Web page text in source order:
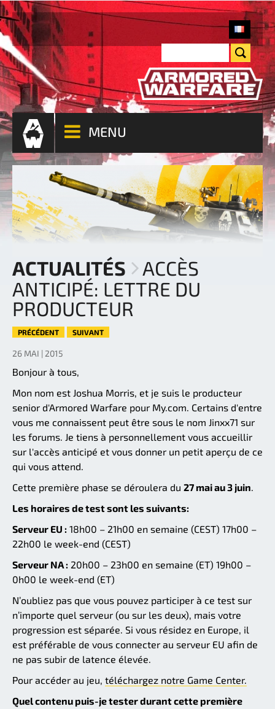
MENU
ACTUALITÉS
ACCÈS
ANTICIPÉ: LETTRE DU
PRODUCTEUR
PRÉCÉDENT SUIVANT
26 MAI | 2015
Bonjour à tous,
Mon nom est Joshua Morris, et je suis le producteur
senior d'Armored Warfare pour My.com. Certains d'entre
vous me connaissent peut être sous le nom Jinxx71 sur
les forums. Je tiens à personnellement vous accueillir
sur l'accès anticipé et vous donner un petit aperçu de ce
qui vous attend.
Cette première phase se déroulera du 27 mai au 3 juin.
Les horaires de test sont les suivants:
Serveur EU : 18h00 – 21h00 en semaine (CEST) 17h00 –
22h00 le week-end (CEST)
Serveur NA : 20h00 – 23h00 en semaine (ET) 19h00 –
0h00 le week-end (ET)
N’oubliez pas que vous pouvez participer à ce test sur
n’importe quel serveur (ou sur les deux), mais votre
progression est séparée. Si vous résidez en Europe, il
est préférable de vous connecter au serveur EU afin de
ne pas subir de latence élevée.
Pour accéder au jeu, téléchargez notre Game Center.
Quel contenu puis-je tester durant cette première